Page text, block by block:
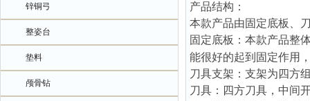
锌铜弓
整姿台
垫料
颅骨钻
产品结构：
本款产品由固定底板、
固定底板：本款产品整
能很好的起到固定作用
刀具支架：支架为四方
刀具：四方刀具，中间